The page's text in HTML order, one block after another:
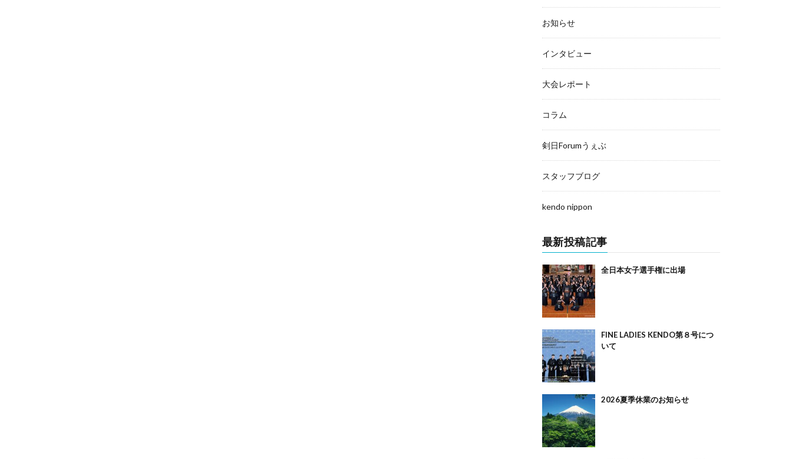
お知らせ
インタビュー
大会レポート
コラム
剣日Forumうぇぶ
スタッフブログ
kendo nippon
最新投稿記事
全日本女子選手権に出場
FINE LADIES KENDO第８号につ
いて
2026夏季休業のお知らせ